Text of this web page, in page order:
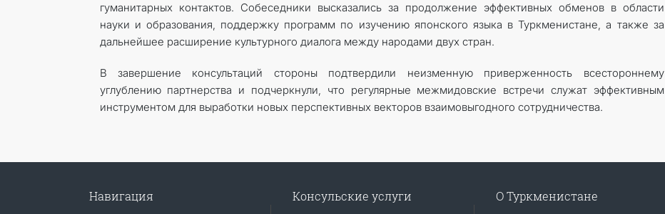
гуманитарных контактов. Собеседники высказались за продолжение эффективных обменов в области
науки и образования, поддержку программ по изучению японского языка в Туркменистане, а также за
дальнейшее расширение культурного диалога между народами двух стран.
В завершение консультаций стороны подтвердили неизменную приверженность всестороннему
углублению партнерства и подчеркнули, что регулярные межмидовские встречи служат эффективным
инструментом для выработки новых перспективных векторов взаимовыгодного сотрудничества.
Навигация Консульские услуги О Туркменистане